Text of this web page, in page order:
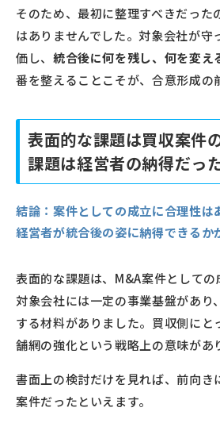
そのため、最初に整理すべきだった
はありませんでした。対象会社が守
価し、 統合後に何を残し、何を変え
番を整えることこそが、合意形成の
表面的な課題は買収案件
課題は経営者の納得だっ
結論： 案件としての成立に合理性は
経営者が統合後の姿に納得できるか
表面的な課題は、M&A案件としての
対象会社には一定の事業基盤があり
する材料がありました。買収側にと
舗網の強化という戦略上の意味があ
書面上の検討だけを見れば、前向き
案件だったといえます。